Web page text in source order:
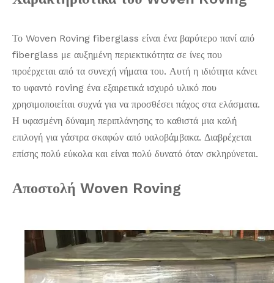
Το Woven Roving fiberglass είναι ένα βαρύτερο πανί από
fiberglass με αυξημένη περιεκτικότητα σε ίνες που
προέρχεται από τα συνεχή νήματα του. Αυτή η ιδιότητα κάνει
το υφαντό roving ένα εξαιρετικά ισχυρό υλικό που
χρησιμοποιείται συχνά για να προσθέσει πάχος στα ελάσματα.
Η υφασμένη δύναμη περιπλάνησης το καθιστά μια καλή
επιλογή για γάστρα σκαφών από υαλοβάμβακα. Διαβρέχεται
επίσης πολύ εύκολα και είναι πολύ δυνατό όταν σκληρύνεται.
Αποστολή Woven Roving